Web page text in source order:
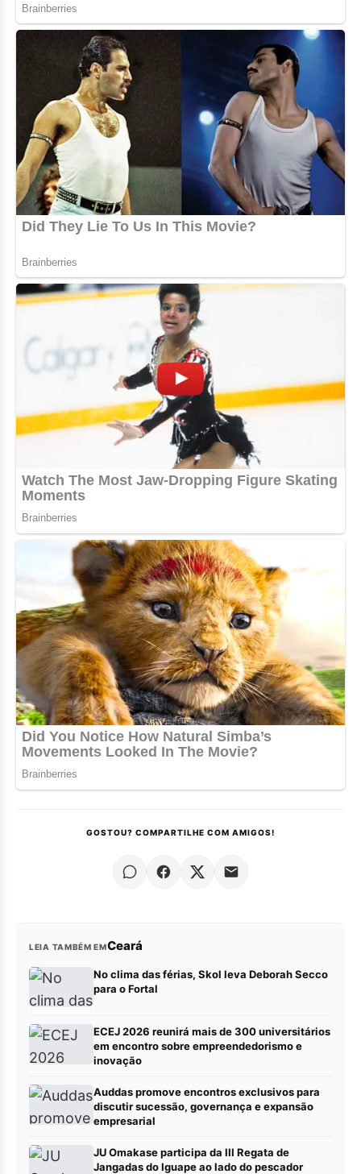
GOSTOU? COMPARTILHE COM AMIGOS!
LEIA TAMBÉM EMCeará
No clima das férias, Skol leva Deborah Secco
para o Fortal
ECEJ 2026 reunirá mais de 300 universitários
em encontro sobre empreendedorismo e
inovação
Auddas promove encontros exclusivos para
discutir sucessão, governança e expansão
empresarial
JU Omakase participa da III Regata de
Jangadas do Iguape ao lado do pescador